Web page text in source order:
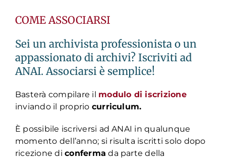
COME ASSOCIARSI
Sei un archivista professionista o un
appassionato di archivi? Iscriviti ad
ANAI. Associarsi è semplice!
Basterà compilare il modulo di iscrizione
inviando il proprio curriculum.
È possibile iscriversi ad ANAI in qualunque
momento dell’anno; si risulta iscritti solo dopo
ricezione diconferma da parte della